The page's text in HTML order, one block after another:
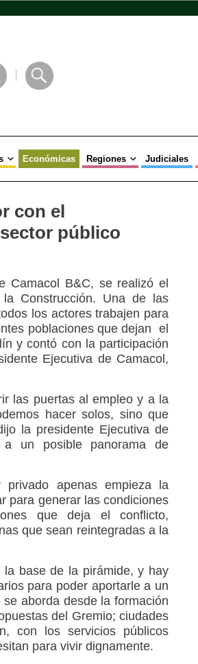
Económicas Regiones Judiciales
con el
público
Camacol B&C, se realizó el
Construcción. Una de las
los actores trabajen para
poblaciones que dejan el
y contó con la participación
Ejecutiva de Camacol,
las puertas al empleo y a la
hacer solos, sino que
la presidente Ejecutiva de
a un posible panorama de
apenas empieza la
para generar las condiciones
que deja el conflicto,
que sean reintegradas a la
la base de la pirámide, y hay
para poder aportarle a un
aborda desde la formación
del Gremio; ciudades
con los servicios públicos
para vivir dignamente.